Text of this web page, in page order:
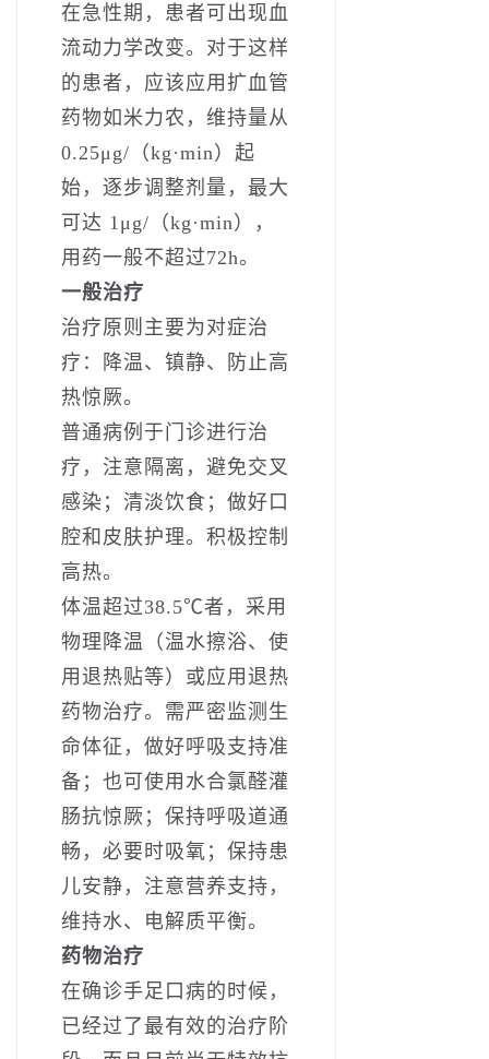
在急性期，患者可出现血
流动力学改变。对于这样
的患者，应该应用扩血管
药物如米力农，维持量从
0.25μg/（kg·min）起
始，逐步调整剂量，最大
可达 1μg/（kg·min），
用药一般不超过72h。
一般治疗
治疗原则主要为对症治
疗：降温、镇静、防止高
热惊厥。
普通病例于门诊进行治
疗，注意隔离，避免交叉
感染；清淡饮食；做好口
腔和皮肤护理。积极控制
高热。
体温超过38.5℃者，采用
物理降温（温水擦浴、使
用退热贴等）或应用退热
药物治疗。需严密监测生
命体征，做好呼吸支持准
备；也可使用水合氯醛灌
肠抗惊厥；保持呼吸道通
畅，必要时吸氧；保持患
儿安静，注意营养支持，
维持水、电解质平衡。
药物治疗
在确诊手足口病的时候，
已经过了最有效的治疗阶